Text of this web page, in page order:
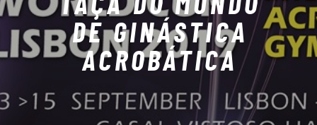
TAÇA DO MUNDO
DE GINÁSTICA
ACROBÁTICA